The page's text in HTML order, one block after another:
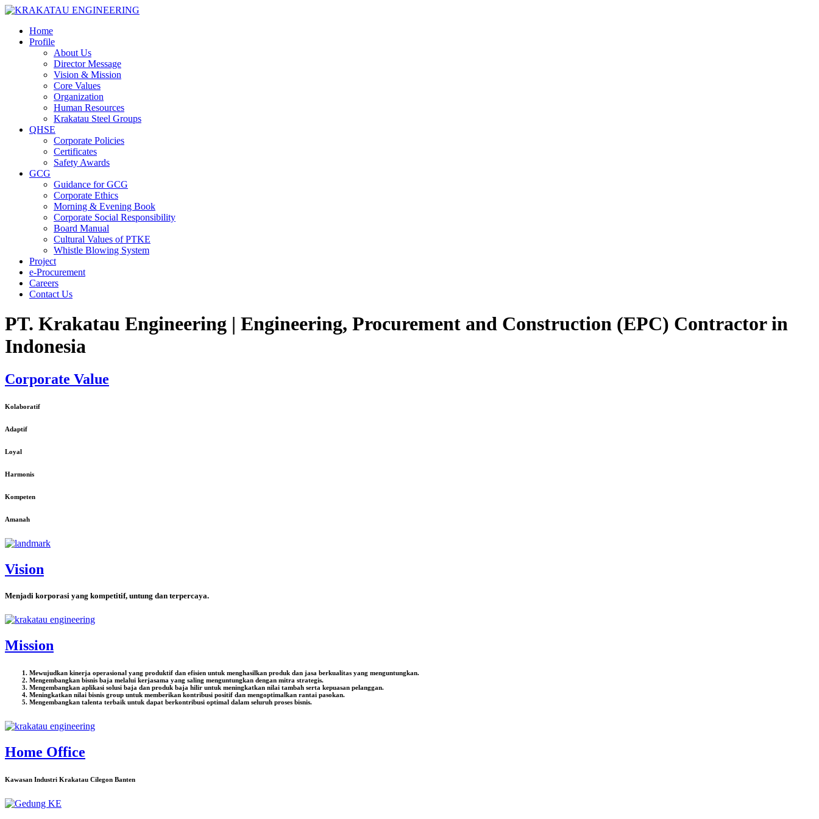
Home
Profile
About Us
Director Message
Vision & Mission
Core Values
Organization
Human Resources
Krakatau Steel Groups
QHSE
Corporate Policies
Certificates
Safety Awards
GCG
Guidance for GCG
Corporate Ethics
Morning & Evening Book
Corporate Social Responsibility
Board Manual
Cultural Values of PTKE
Whistle Blowing System
Project
e-Procurement
Careers
Contact Us
PT. Krakatau Engineering | Engineering, Procurement and Construction (EPC) Contractor in
Indonesia
Corporate Value
Kolaboratif
Adaptif
Loyal
Harmonis
Kompeten
Amanah
Vision
Menjadi korporasi yang kompetitif, untung dan terpercaya.
Mission
Mewujudkan kinerja operasional yang produktif dan efisien untuk menghasilkan produk dan jasa berkualitas yang menguntungkan.
Mengembangkan bisnis baja melalui kerjasama yang saling menguntungkan dengan mitra strategis.
Mengembangkan aplikasi solusi baja dan produk baja hilir untuk meningkatkan nilai tambah serta kepuasan pelanggan.
Meningkatkan nilai bisnis group untuk memberikan kontribusi positif dan mengoptimalkan rantai pasokan.
Mengembangkan talenta terbaik untuk dapat berkontribusi optimal dalam seluruh proses bisnis.
Home Office
Kawasan Industri Krakatau Cilegon Banten